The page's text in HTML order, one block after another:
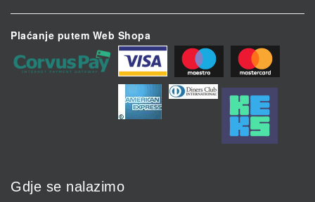
Plaćanje putem Web Shopa
Gdje se nalazimo